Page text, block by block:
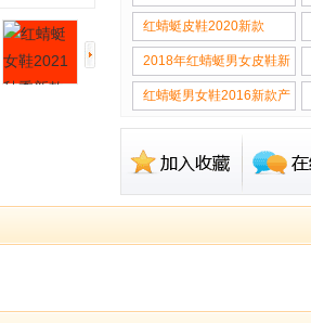
红蜻蜓皮鞋2020新款
2018年红蜻蜓男女皮鞋新
品
红蜻蜓男女鞋2016新款产